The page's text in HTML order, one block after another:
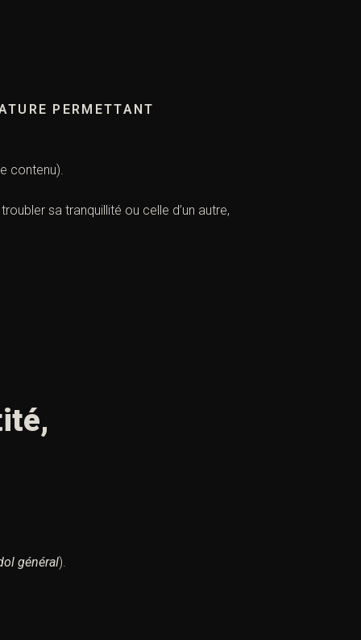
PERMETTANT
contenu).
sa tranquillité ou celle d’un autre,
général).